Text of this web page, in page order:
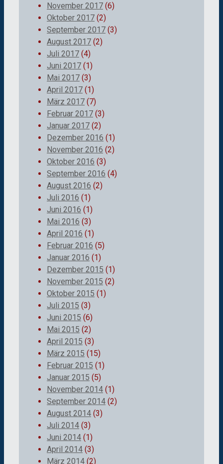
November 2017 (6)
Oktober 2017 (2)
September 2017 (3)
August 2017 (2)
Juli 2017 (4)
Juni 2017 (1)
Mai 2017 (3)
April 2017 (1)
März 2017 (7)
Februar 2017 (3)
Januar 2017 (2)
Dezember 2016 (1)
November 2016 (2)
Oktober 2016 (3)
September 2016 (4)
August 2016 (2)
Juli 2016 (1)
Juni 2016 (1)
Mai 2016 (3)
April 2016 (1)
Februar 2016 (5)
Januar 2016 (1)
Dezember 2015 (1)
November 2015 (2)
Oktober 2015 (1)
Juli 2015 (3)
Juni 2015 (6)
Mai 2015 (2)
April 2015 (3)
März 2015 (15)
Februar 2015 (1)
Januar 2015 (5)
November 2014 (1)
September 2014 (2)
August 2014 (3)
Juli 2014 (3)
Juni 2014 (1)
April 2014 (3)
März 2014 (2)